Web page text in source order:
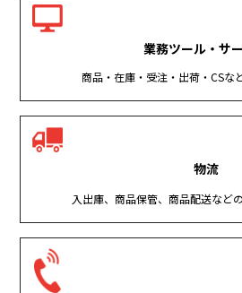
業務ツール・サ
商品・在庫・受注・出荷・CSな
物流
入出庫、商品保管、商品配送など